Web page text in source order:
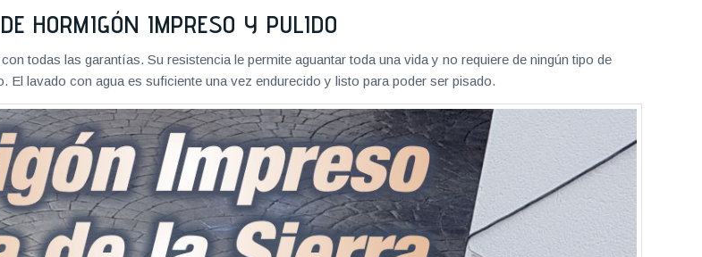
HORMIGÓN IMPRESO Y PULIDO
todas las garantías. Su resistencia le permite aguantar toda una vida y no requiere de ningún tipo de
El lavado con agua es suficiente una vez endurecido y listo para poder ser pisado.